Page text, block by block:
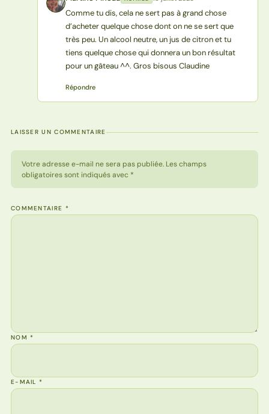
MP
Comme tu dis, cela ne sert pas à grand chose
d’acheter quelque chose dont on ne se sert que
très peu. Un alcool neutre, un jus de citron et tu
tiens quelque chose qui donnera un bon résultat
pour un gâteau ^^. Gros bisous Claudine
Répondre
LAISSER UN COMMENTAIRE
Votre adresse e-mail ne sera pas publiée. Les champs
obligatoires sont indiqués avec *
COMMENTAIRE *
NOM*
E-MAIL*